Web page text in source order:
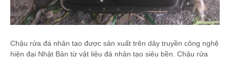
Chậu rửa đá nhân tạo được sản xuất trên dây truyền công nghệ
hiện đại Nhật Bản từ vật liệu đá nhân tạo siêu bền. Chậu rửa